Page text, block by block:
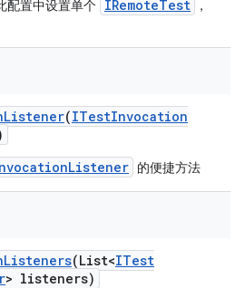
配置中设置单个 IRemoteTest
，
Listener(ITestInvocation
的便捷方法
Listeners(List<ITest
> listeners)